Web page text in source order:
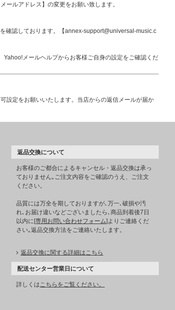
ールアドレス】の変更をお願い致します。
確認しております。【annex-support@universal-music.c
メールヘルプからお客様ご自身の設定をご確認くだ
設定をお願いいたします。当店からの返信メールが届か
返品交換について
お客様のご都合によるキャンセル・返品交換は承っ
ておりません｡ご注文内容をご確認のうえ、ご注文
ください。
品質には万全を期しておりますが､万一､破損や汚
れ､お届け違いなどございましたら､商品到着後7日
以内に[専用お問い合わせフォーム]よりご連絡くだ
さい｡返品交換方法をご連絡いたします。
返品交換に関する詳細はこちら
配送センター営業日について
詳しくはこちらをご覧ください。